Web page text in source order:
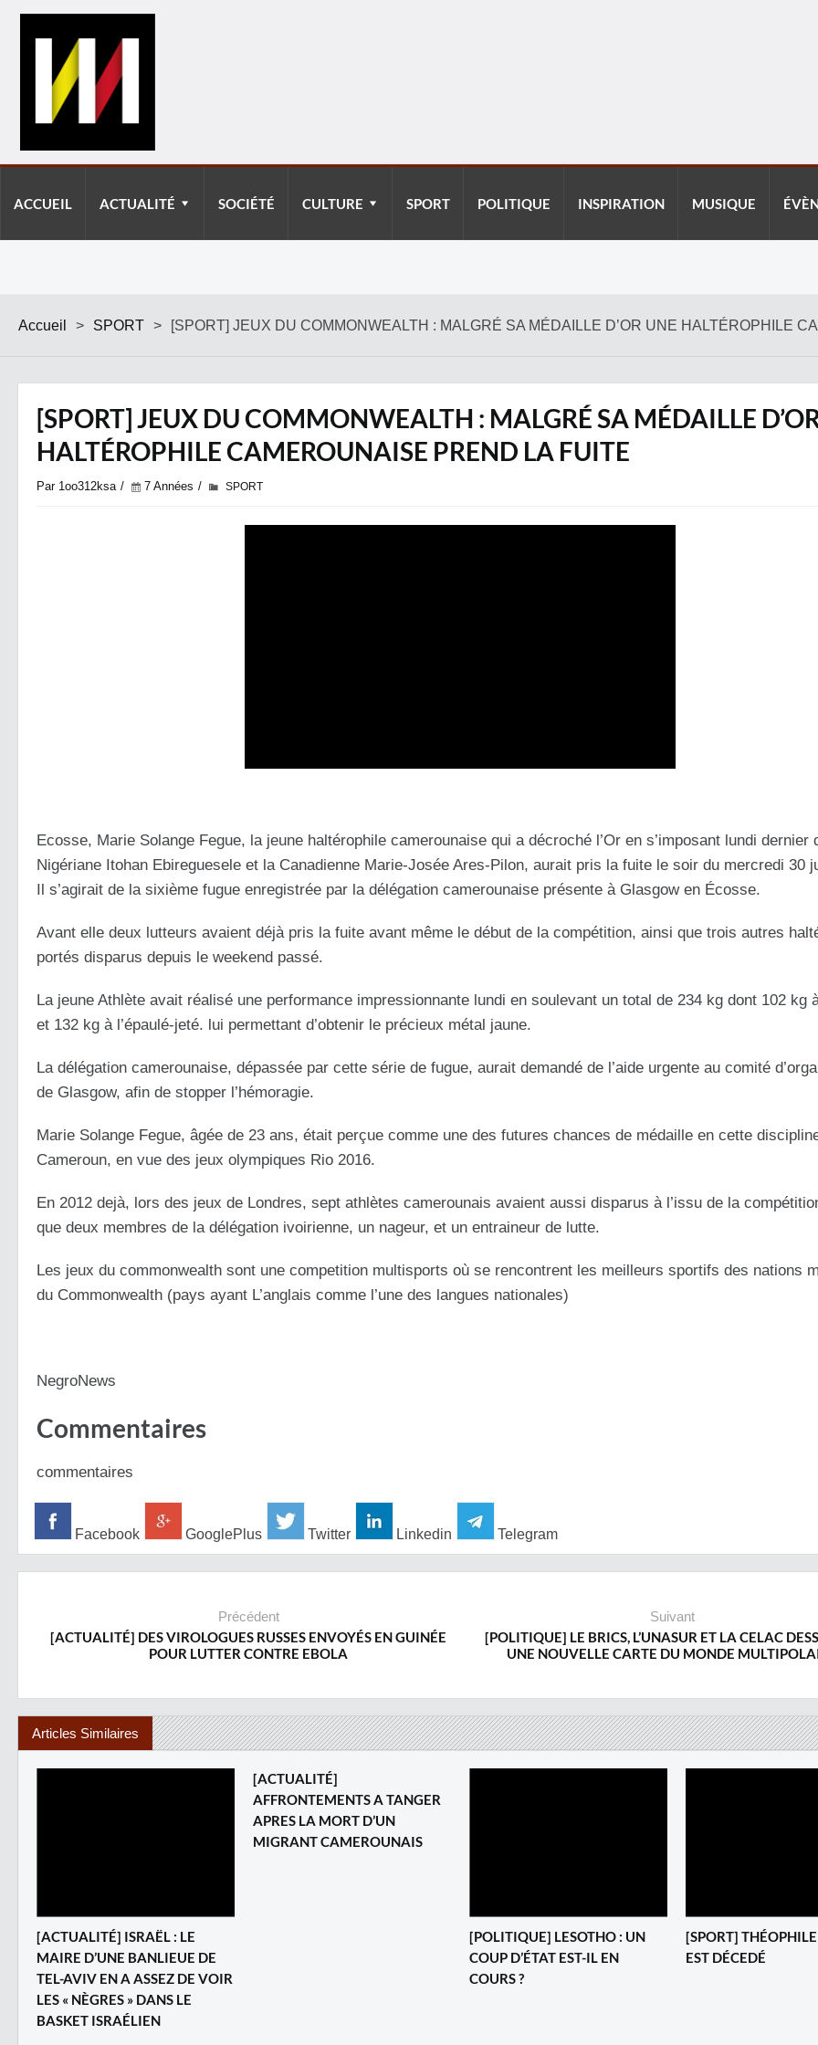
ACCUEIL ACTUALITÉ SOCIÉTÉ CULTURE SPORT POLITIQUE INSPIRATION MUSIQUE
Accueil > SPORT > [SPORT] JEUX DU COMMONWEALTH : MALGRÉ SA MÉDAILLE D’OR UNE HALTÉROPHILE
[SPORT] JEUX DU COMMONWEALTH : MALGRÉ SA MÉDAILLE
HALTÉROPHILE CAMEROUNAISE PREND LA FUITE
Par 1oo312ksa 7 Années SPORT
Ecosse, Marie Solange Fegue, la jeune haltérophile camerounaise qui a décroché l’Or en s’imposant lundi dernier
Nigériane Itohan Ebireguesele et la Canadienne Marie-Josée Ares-Pilon, aurait pris la fuite le soir du mercredi 30
Il s’agirait de la sixième fugue enregistrée par la délégation camerounaise présente à Glasgow en Écosse.
Avant elle deux lutteurs avaient déjà pris la fuite avant même le début de la compétition, ainsi que trois autres
portés disparus depuis le weekend passé.
La jeune Athlète avait réalisé une performance impressionnante lundi en soulevant un total de 234 kg dont 102 kg
et 132 kg à l’épaulé-jeté. lui permettant d’obtenir le précieux métal jaune.
La délégation camerounaise, dépassée par cette série de fugue, aurait demandé de l’aide urgente au comité
de Glasgow, afin de stopper l’hémoragie.
Marie Solange Fegue, âgée de 23 ans, était perçue comme une des futures chances de médaille en cette
Cameroun, en vue des jeux olympiques Rio 2016.
En 2012 dejà, lors des jeux de Londres, sept athlètes camerounais avaient aussi disparus à l’issu de la
que deux membres de la délégation ivoirienne, un nageur, et un entraineur de lutte.
Les jeux du commonwealth sont une competition multisports où se rencontrent les meilleurs sportifs des nations
du Commonwealth (pays ayant L’anglais comme l’une des langues nationales)
NegroNews
Commentaires
commentaires
Facebook GooglePlus Twitter Linkedin Telegram
Précédent
[ACTUALITÉ] DES VIROLOGUES RUSSES ENVOYÉS EN GUINÉE
POUR LUTTER CONTRE EBOLA
Suivant
[POLITIQUE] LE BRICS, L’UNASUR ET LA CELAC
UNE NOUVELLE CARTE DU MONDE
Articles Similaires
[ACTUALITÉ] ISRAËL : LE
MAIRE D’UNE BANLIEUE DE
TEL-AVIV EN A ASSEZ DE VOIR
LES « NÈGRES » DANS LE
BASKET ISRAÉLIEN
[ACTUALITÉ]
AFFRONTEMENTS A TANGER
APRES LA MORT D’UN
MIGRANT CAMEROUNAIS
[POLITIQUE] LESOTHO : UN
COUP D’ÉTAT EST-IL EN
COURS ?
[SPORT]
EST DÉCEDÉ